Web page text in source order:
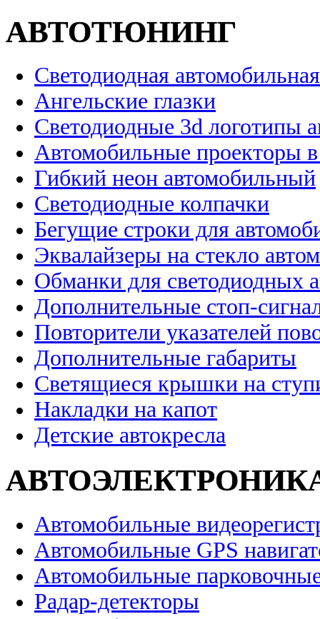
АВТОТЮНИНГ
Светодиодная
Ангельские глазки
Светодиодные 3d логотипы
Автомобильные проекторы
Гибкий неон автомобильный
Светодиодные колпачки
Бегущие строки для
Эквалайзеры на стекло
Обманки для светодиодных
Дополнительные стоп-
Повторители указателей
Дополнительные габариты
Светящиеся крышки на
Накладки на капот
Детские автокресла
Автомобильные
Автомобильные GPS
Автомобильные
Радар-детекторы